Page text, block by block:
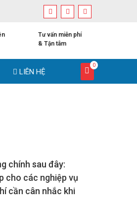
Tư vấn miễn phí
& Tận tâm
LIÊN HỆ
0
chính sau đây:
cho các nghiệp vụ
cần cân nhắc khi